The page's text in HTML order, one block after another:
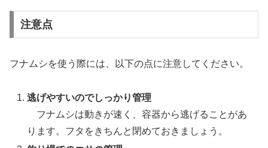
注意点
フナムシを使う際には、以下の点に注意してください。
逃げやすいのでしっかり管理
フナムシは動きが速く、容器から逃げることがあ
ります。フタをきちんと閉めておきましょう。